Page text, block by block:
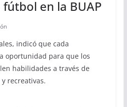
en la BUAP
indicó que cada
oportunidad para que los
habilidades a través de
recreativas.